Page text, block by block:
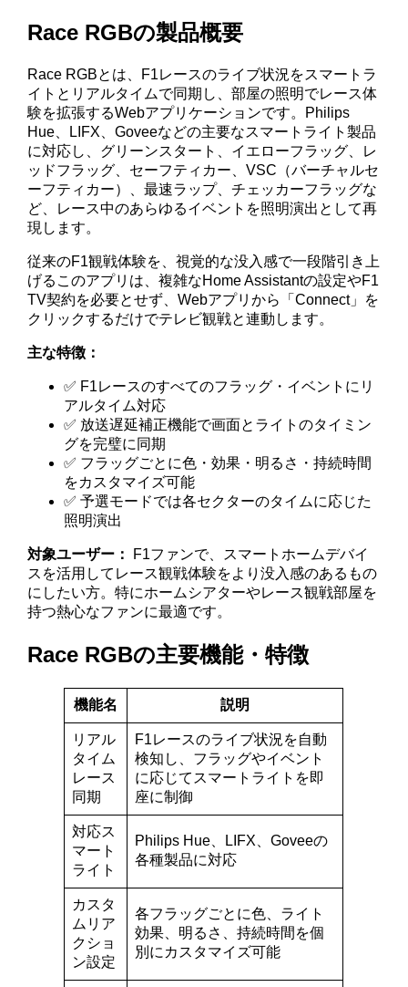
Race RGBの製品概要
Race RGBとは、F1レースのライブ状況をスマートラ
イトとリアルタイムで同期し、部屋の照明でレース体
験を拡張するWebアプリケーションです。Philips
Hue、LIFX、Goveeなどの主要なスマートライト製品
に対応し、グリーンスタート、イエローフラッグ、レ
ッドフラッグ、セーフティカー、VSC（バーチャルセ
ーフティカー）、最速ラップ、チェッカーフラッグな
ど、レース中のあらゆるイベントを照明演出として再
現します。
従来のF1観戦体験を、視覚的な没入感で一段階引き上
げるこのアプリは、複雑なHome Assistantの設定やF1
TV契約を必要とせず、Webアプリから「Connect」を
クリックするだけでテレビ観戦と連動します。
主な特徴：
✅ F1レースのすべてのフラッグ・イベントにリ
アルタイム対応
✅ 放送遅延補正機能で画面とライトのタイミン
グを完璧に同期
✅ フラッグごとに色・効果・明るさ・持続時間
をカスタマイズ可能
✅ 予選モードでは各セクターのタイムに応じた
照明演出
対象ユーザー：
F1ファンで、スマートホームデバイ
スを活用してレース観戦体験をより没入感のあるもの
にしたい方。特にホームシアターやレース観戦部屋を
持つ熱心なファンに最適です。
Race RGBの主要機能・特徴
機能名 説明
リアル
タイム
レース
同期
F1レースのライブ状況を自動
検知し、フラッグやイベント
に応じてスマートライトを即
座に制御
対応ス
マート
ライト
Philips Hue、LIFX、Goveeの
各種製品に対応
カスタ
ムリア
クショ
ン設定
各フラッグごとに色、ライト
効果、明るさ、持続時間を個
別にカスタマイズ可能